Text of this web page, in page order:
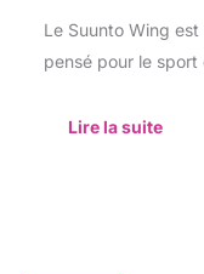
Le Suunto Wing
pensé pour le
Lire la suite